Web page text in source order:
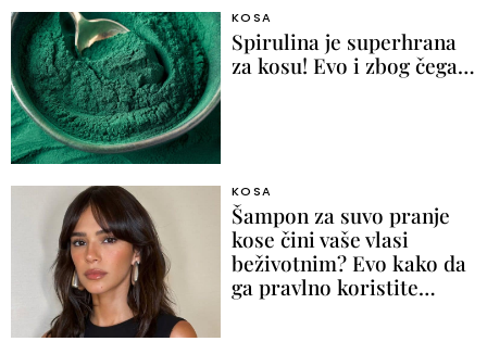
KOSA
Spirulina je superhrana
za kosu! Evo i zbog čega…
KOSA
Šampon za suvo pranje
kose čini vaše vlasi
beživotnim? Evo kako da
ga pravlno koristite…